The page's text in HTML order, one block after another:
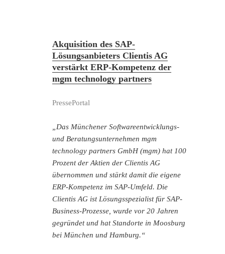
Akquisition des SAP-
Lösungsanbieters Clientis AG
verstärkt ERP-Kompetenz der
mgm technology partners
PressePortal
„Das Münchener Softwareentwicklungs-
und Beratungsunternehmen mgm
technology partners GmbH (mgm) hat 100
Prozent der Aktien der Clientis AG
übernommen und stärkt damit die eigene
ERP-Kompetenz im SAP-Umfeld. Die
Clientis AG ist Lösungsspezialist für SAP-
Business-Prozesse, wurde vor 20 Jahren
gegründet und hat Standorte in Moosburg
bei München und Hamburg.“